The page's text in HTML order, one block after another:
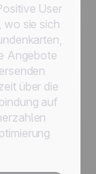
User
wo sie sich
Angebote
über die
auf